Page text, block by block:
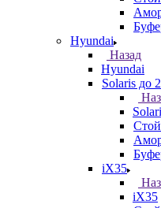
Hyundai
Назад
Hyundai
Solaris до
iX35
iX35